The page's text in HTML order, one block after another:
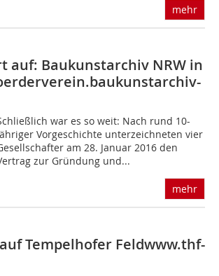
mehr
auf: Baukunstarchiv NRW in
war es so weit: Nach rund 10-
Vorgeschichte unterzeichneten vier
am 28. Januar 2016 den
zur Gründung und...
mehr
Tempelhofer Feldwww.thf-